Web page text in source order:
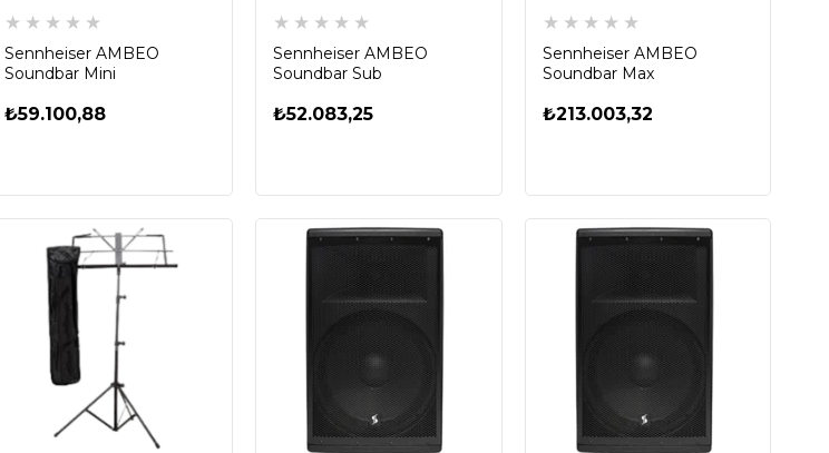
★ ★ ★ ★ ★
Sennheiser AMBEO
Soundbar Mini
₺59.100,88
★ ★ ★ ★ ★
Sennheiser AMBEO
Soundbar Sub
₺52.083,25
★ ★ ★ ★ ★
Sennheiser AMBEO
Soundbar Max
₺213.003,32